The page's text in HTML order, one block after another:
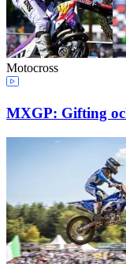
Motocross
MXGP: Gifting